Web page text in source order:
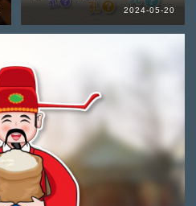
2024-05-20